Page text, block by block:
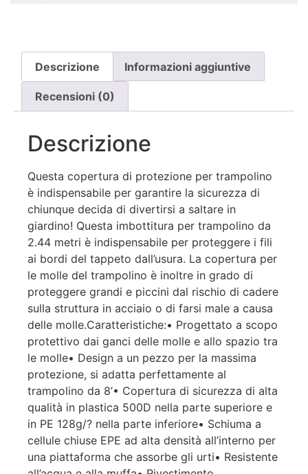
Descrizione Informazioni aggiuntive
Recensioni (0)
Descrizione
Questa copertura di protezione per trampolino
è indispensabile per garantire la sicurezza di
chiunque decida di divertirsi a saltare in
giardino! Questa imbottitura per trampolino da
2.44 metri è indispensabile per proteggere i fili
ai bordi del tappeto dall’usura. La copertura per
le molle del trampolino è inoltre in grado di
proteggere grandi e piccini dal rischio di cadere
sulla struttura in acciaio o di farsi male a causa
delle molle.Caratteristiche:• Progettato a scopo
protettivo dai ganci delle molle e allo spazio tra
le molle• Design a un pezzo per la massima
protezione, si adatta perfettamente al
trampolino da 8’• Copertura di sicurezza di alta
qualità in plastica 500D nella parte superiore e
in PE 128g/? nella parte inferiore• Schiuma a
cellule chiuse EPE ad alta densità all’interno per
una piattaforma che assorbe gli urti• Resistente